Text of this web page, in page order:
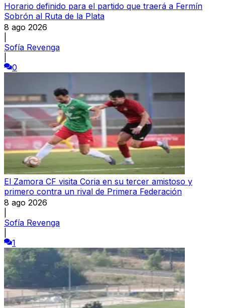
Horario definido para el partido que traerá a Fermín
Sobrón al Ruta de la Plata
8 ago 2026
Sofía Revenga
0
El Zamora CF visita Coria en su tercer amistoso y
primero contra un rival de Primera Federación
8 ago 2026
Sofía Revenga
1